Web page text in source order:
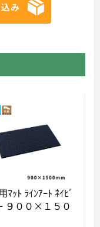
み
ﾏｯﾄ ﾗｲﾝｱｰﾄ ﾈｲﾋﾞ
９００×１５０